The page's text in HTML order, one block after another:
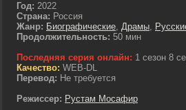
Год: 2022
Страна: Россия
Жанр: Биографические, Драмы,
Продолжительность: 50 мин
Последняя серия онлайн: 1 сезон 8
Качество: WEB-DL
Перевод: Не требуется
Режиссер: Рустам Мосафир